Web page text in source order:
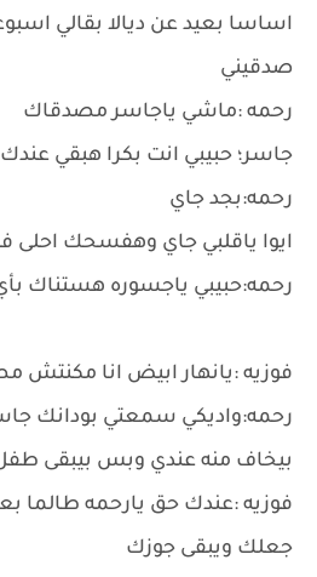
اساسا بعيد عن ديالا بقالي
صدقيني
رحمه :ماشي ياجاسر مصدقاك
جاسر؛ حبيبي انت بكرا هبقي
رحمه:بجد جاي
ايوا ياقلبي جاي وهفسحك احلى
رحمه:حبيبي ياجسوره هستناك
فوزيه :يانهار ابيض انا مكنتش
رحمه:واديكي سمعتي بودانك
بيخاف منه عندي وبس بيبقى
فوزيه :عندك حق يارحمه طالما
جعلك ويبقى جوزك